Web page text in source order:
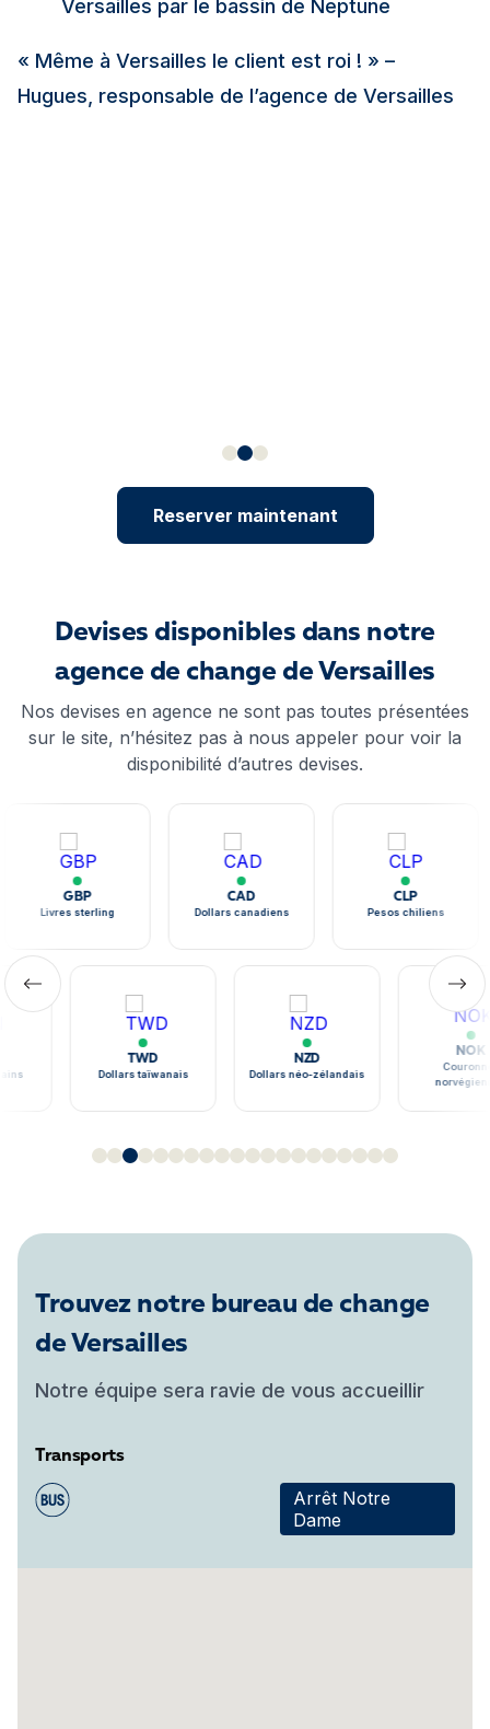
Versailles par le bassin de Neptune
« Même à Versailles le client est roi ! » –
Hugues, responsable de l’agence de Versailles
Reserver maintenant
Devises disponibles dans notre
agence de change de Versailles
Nos devises en agence ne sont pas toutes présentées
sur le site, n’hésitez pas à nous appeler pour voir la
disponibilité d’autres devises.
GBP
Livres sterling
CAD
Dollars canadiens
CLP
Pesos chiliens
TWD
Dollars taïwanais
NZD
Dollars néo-zélandais
NOK
Trouvez notre bureau de change
de Versailles
Notre équipe sera ravie de vous accueillir
Transports
Arrêt Notre
Dame